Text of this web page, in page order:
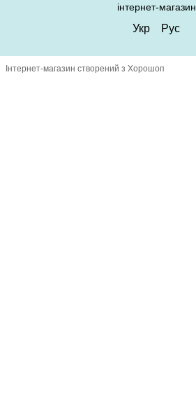
інтернет-магазин
Укр Рус
Інтернет-магазин створений з Хорошоп